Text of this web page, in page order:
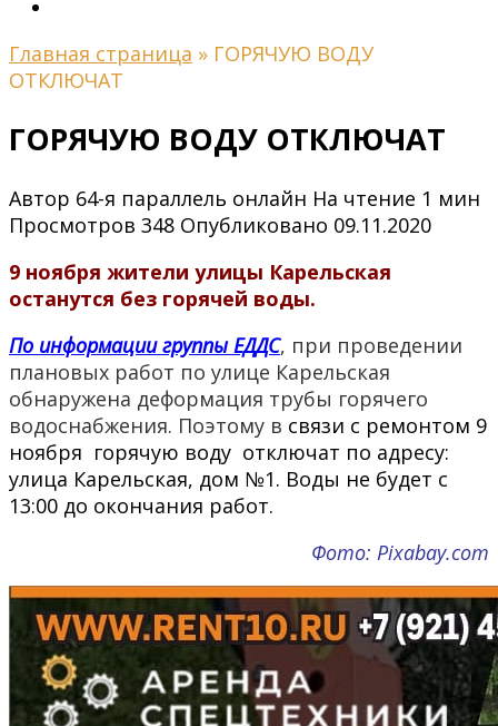
Главная страница » ГОРЯЧУЮ ВОДУ
ОТКЛЮЧАТ
ГОРЯЧУЮ ВОДУ ОТКЛЮЧАТ
Автор 64-я параллель онлайн На чтение 1 мин
Просмотров 348 Опубликовано 09.11.2020
9 ноября жители улицы Карельская
останутся без горячей воды.
По информации группы ЕДДС, при проведении
плановых работ по улице Карельская
обнаружена деформация трубы горячего
водоснабжения. Поэтому в связи с ремонтом 9
ноября горячую воду отключат по адресу:
улица Карельская, дом №1. Воды не будет с
13:00 до окончания работ.
Фото: Pixabay.com